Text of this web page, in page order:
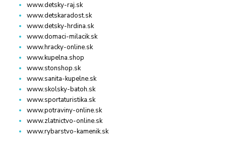
www.detsky-raj.sk
www.detskaradost.sk
www.detsky-hrdina.sk
www.domaci-milacik.sk
www.hracky-online.sk
www.kupelna.shop
www.stonshop.sk
www.sanita-kupelne.sk
www.skolsky-batoh.sk
www.sportaturistika.sk
www.potraviny-online.sk
www.zlatnictvo-online.sk
www.rybarstvo-kamenik.sk